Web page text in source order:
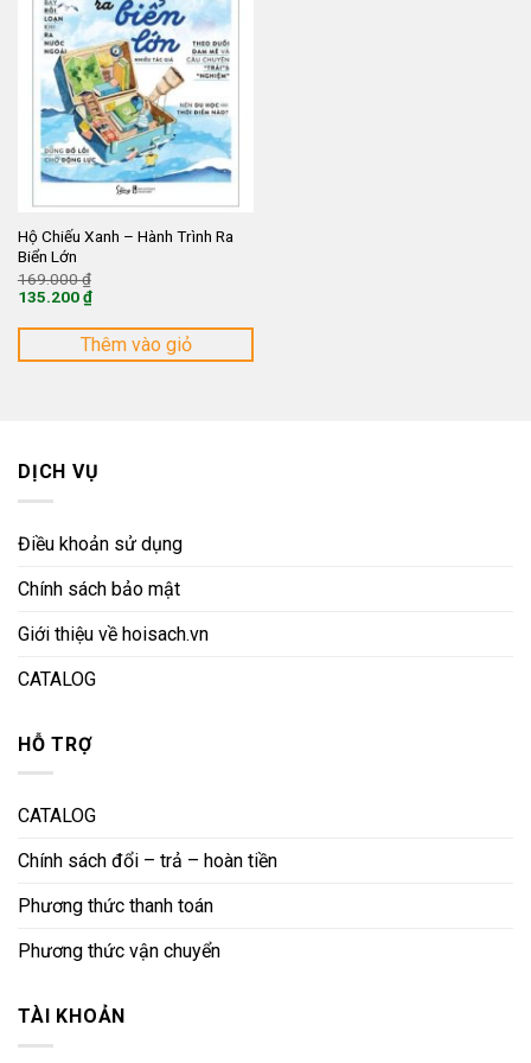
Hộ Chiếu Xanh – Hành Trình Ra
Biển Lớn
169.000₫
169.000 ₫.
135.200₫
hiện
là:
Thêm vào giỏ
DỊCH VỤ
Điều khoản sử dụng
Chính sách bảo mật
Giới thiệu về hoisach.vn
CATALOG
HỖ TRỢ
CATALOG
Chính sách đổi – trả – hoàn tiền
Phương thức thanh toán
Phương thức vận chuyển
TÀI KHOẢN